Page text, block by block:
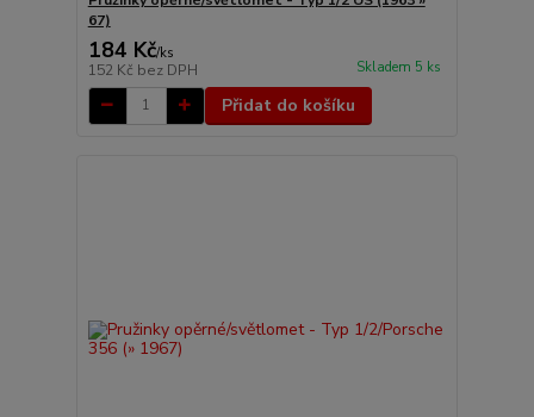
67)
184 Kč/ks
152 Kč bez DPH Skladem 5 ks
Přidat do košíku